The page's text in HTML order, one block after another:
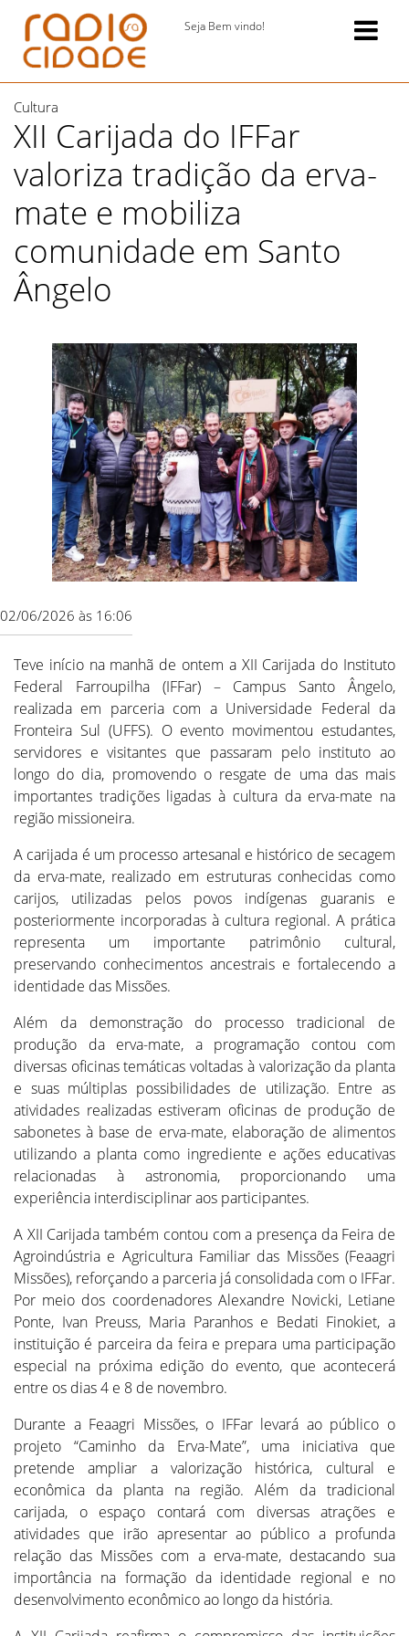
Seja Bem vindo!
Cultura
XII Carijada do IFFar
valoriza tradição da erva-
mate e mobiliza
comunidade em Santo
Ângelo
02/06/2026 às 16:06
Teve início na manhã de ontem a XII Carijada do Instituto
Federal Farroupilha (IFFar) – Campus Santo Ângelo,
realizada em parceria com a Universidade Federal da
Fronteira Sul (UFFS). O evento movimentou estudantes,
servidores e visitantes que passaram pelo instituto ao
longo do dia, promovendo o resgate de uma das mais
importantes tradições ligadas à cultura da erva-mate na
região missioneira.
A carijada é um processo artesanal e histórico de secagem
da erva-mate, realizado em estruturas conhecidas como
carijos, utilizadas pelos povos indígenas guaranis e
posteriormente incorporadas à cultura regional. A prática
representa um importante patrimônio cultural,
preservando conhecimentos ancestrais e fortalecendo a
identidade das Missões.
Além da demonstração do processo tradicional de
produção da erva-mate, a programação contou com
diversas oficinas temáticas voltadas à valorização da planta
e suas múltiplas possibilidades de utilização. Entre as
atividades realizadas estiveram oficinas de produção de
sabonetes à base de erva-mate, elaboração de alimentos
utilizando a planta como ingrediente e ações educativas
relacionadas à astronomia, proporcionando uma
experiência interdisciplinar aos participantes.
A XII Carijada também contou com a presença da Feira de
Agroindústria e Agricultura Familiar das Missões (Feaagri
Missões), reforçando a parceria já consolidada com o IFFar.
Por meio dos coordenadores Alexandre Novicki, Letiane
Ponte, Ivan Preuss, Maria Paranhos e Bedati Finokiet, a
instituição é parceira da feira e prepara uma participação
especial na próxima edição do evento, que acontecerá
entre os dias 4 e 8 de novembro.
Durante a Feaagri Missões, o IFFar levará ao público o
projeto “Caminho da Erva-Mate”, uma iniciativa que
pretende ampliar a valorização histórica, cultural e
econômica da planta na região. Além da tradicional
carijada, o espaço contará com diversas atrações e
atividades que irão apresentar ao público a profunda
relação das Missões com a erva-mate, destacando sua
importância na formação da identidade regional e no
desenvolvimento econômico ao longo da história.